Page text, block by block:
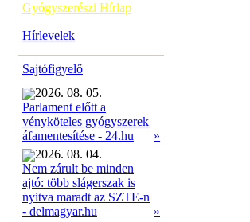
Gyógyszerészi Hírlap
Hírlevelek
Sajtófigyelő
2026. 08. 05.
Parlament előtt a
vényköteles gyógyszerek
áfamentesítése - 24.hu
»
2026. 08. 04.
Nem zárult be minden
ajtó: több slágerszak is
nyitva maradt az SZTE-n
- delmagyar.hu
»